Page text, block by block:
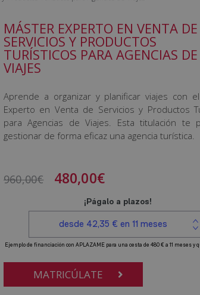
MÁSTER EXPERTO EN VENTA DE
SERVICIOS Y PRODUCTOS
TURÍSTICOS PARA AGENCIAS DE
VIAJES
Aprende a organizar y planificar viajes con
Experto en Venta de Servicios y Productos
para Agencias de Viajes. Esta titulación te
gestionar de forma eficaz una agencia turística.
960,00€ 480,00€
MATRICÚLATE